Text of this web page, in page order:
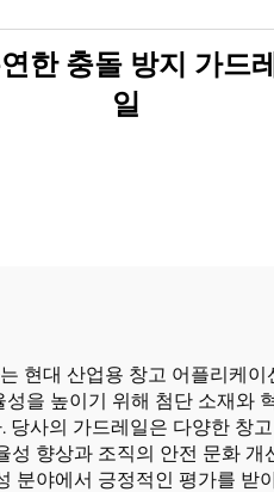
한 충돌 방지 가드레
일
현대 산업용 창고 어플리케이
을 높이기 위해 첨단 소재와
당사의 가드레일은 다양한 창고
성 향상과 조직의 안전 문화 개
분야에서 긍정적인 평가를 받